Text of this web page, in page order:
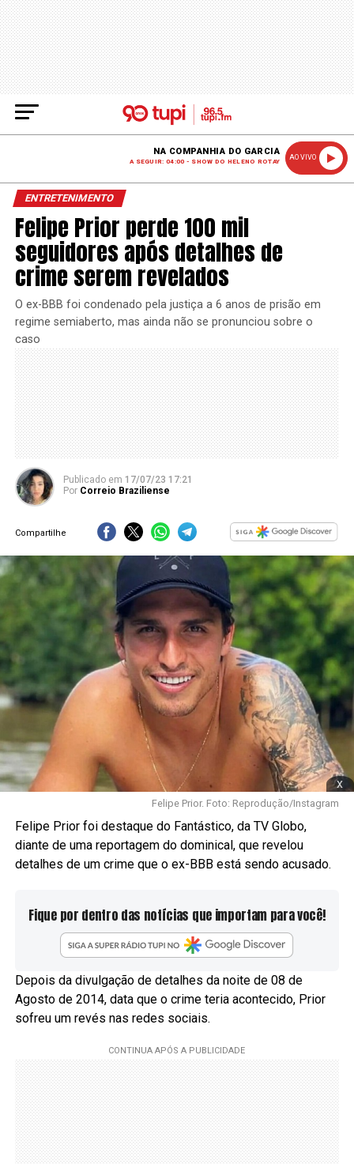
NA COMPANHIA DO GARCIA
A SEGUIR: 04:00 - SHOW DO HELENO ROTAY
AO VIVO
ENTRETENIMENTO
Felipe Prior perde 100 mil
seguidores após detalhes de
crime serem revelados
O ex-BBB foi condenado pela justiça a 6 anos de prisão em
regime semiaberto, mas ainda não se pronunciou sobre o
caso
Publicado em 17/07/23 17:21
Por Correio Braziliense
Compartilhe
x
Felipe Prior. Foto: Reprodução/Instagram
Felipe Prior foi destaque do Fantástico, da TV Globo,
diante de uma reportagem do dominical, que revelou
detalhes de um crime que o ex-BBB está sendo acusado.
Fique por dentro das notícias que importam para você!
Depois da divulgação de detalhes da noite de 08 de
Agosto de 2014, data que o crime teria acontecido, Prior
sofreu um revés nas redes sociais.